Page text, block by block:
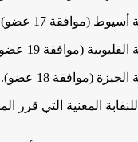
المعنية التي